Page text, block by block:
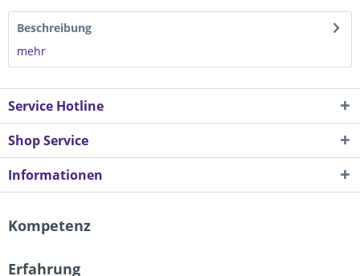
Beschreibung
mehr
Service Hotline
Shop Service
Informationen
Kompetenz
Erfahrung